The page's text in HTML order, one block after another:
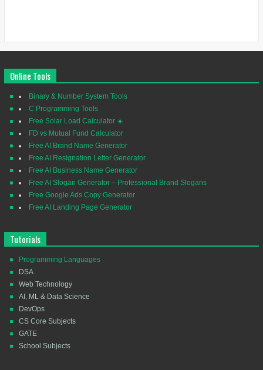
Online Tools
Binary & Number System Tools
C Programming Tools
Free Solar Load Calculator ☀️
FD vs Mutual Fund Calculator
Free AI Brand Name Generator
Free AI Resignation Letter Generator
Free AI Business Name Generator
Free AI Slogan Generator – Professional Brand Slogans
Free Google Ads Copy Generator
Free AI Landing Page Generator
Tutorials
Programming Languages
DSA
Web Technology
AI, ML & Data Science
DevOps
CS Core Subjects
GATE
School Subjects